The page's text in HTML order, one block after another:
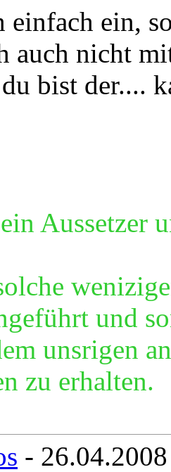
einfach ein,
auch nicht
bist der....
Aussetzer
und
unsrigen
zu erhalten.
- 26.04.2008